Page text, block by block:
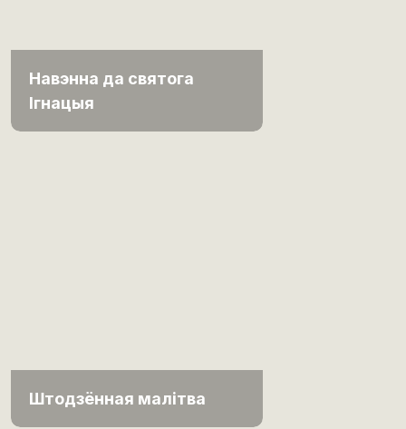
Навэнна да святога
Ігнацыя
Штодзённая малітва